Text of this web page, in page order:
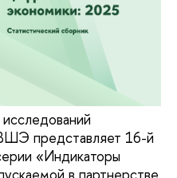
представляет 16-й
«Индикаторы